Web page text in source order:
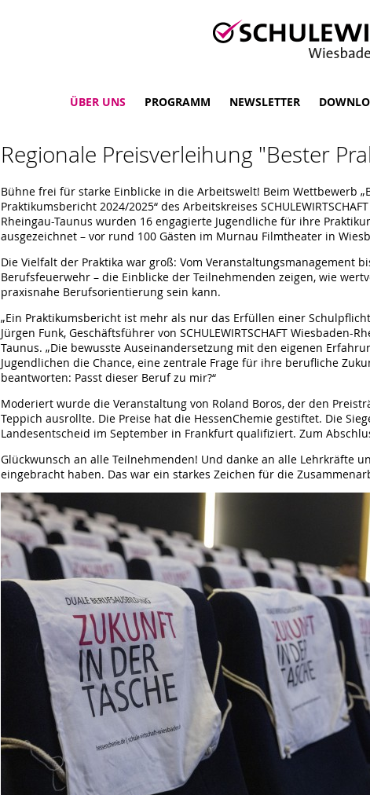
ÜBER UNS PROGRAMM NEWSLETTER
Regionale Preisverleihung "Bester
Bühne frei für starke Einblicke in die Arbeitswelt! Beim Wettbewerb
Praktikumsbericht 2024/2025“ des Arbeitskreises
Rheingau-Taunus wurden 16 engagierte Jugendliche für ihre
ausgezeichnet – vor rund 100 Gästen im Murnau Filmtheater in
Die Vielfalt der Praktika war groß: Vom Veranstaltungsmanagement
Berufsfeuerwehr – die Einblicke der Teilnehmenden zeigen, wie
praxisnahe Berufsorientierung sein kann.
„Ein Praktikumsbericht ist mehr als nur das Erfüllen einer
Jürgen Funk, Geschäftsführer von SCHULEWIRTSCHAFT Wiesbaden-
Taunus. „Die bewusste Auseinandersetzung mit den eigenen
Jugendlichen die Chance, eine zentrale Frage für ihre berufliche
beantworten: Passt dieser Beruf zu mir?“
Moderiert wurde die Veranstaltung von Roland Boros, der den
Teppich ausrollte. Die Preise hat die HessenChemie gestiftet. Die
Landesentscheid im September in Frankfurt qualifiziert. Zum
Glückwunsch an alle Teilnehmenden! Und danke an alle Lehrkräfte
eingebracht haben. Das war ein starkes Zeichen für die